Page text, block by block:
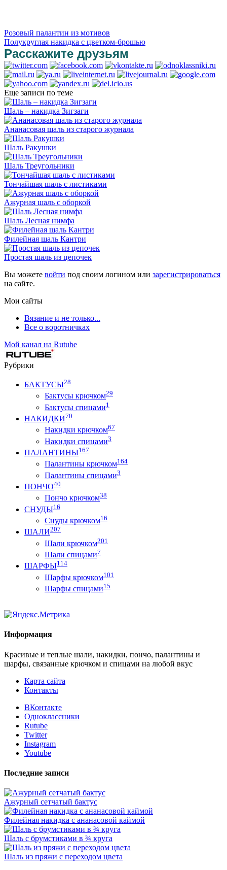
Розовый палантин из мотивов
Полукруглая накидка с цветком-брошью
Расскажите друзьям
Еще записи по теме
Шаль – накидка Зигзаги
Ананасовая шаль из старого журнала
Шаль Ракушки
Шаль Треугольники
Тончайшая шаль с листиками
Ажурная шаль с оборкой
Шаль Лесная нимфа
Филейная шаль Кантри
Простая шаль из цепочек
Вы можете войти под своим логином или зарегистрироваться
на сайте.
Мои сайты
Вязание и не только...
Все о воротничках
Мой канал на Rutube
Рубрики
БАКТУСЫ28
Бактусы крючком29
Бактусы спицами1
НАКИДКИ70
Накидки крючком67
Накидки спицами3
ПАЛАНТИНЫ167
Палантины крючком164
Палантины спицами3
ПОНЧО40
Пончо крючком38
СНУДЫ16
Снуды крючком16
ШАЛИ207
Шали крючком201
Шали спицами7
ШАРФЫ114
Шарфы крючком101
Шарфы спицами15
Информация
Красивые и теплые шали, накидки, пончо, палантины и
шарфы, связанные крючком и спицами на любой вкус
Карта сайта
Контакты
ВКонтакте
Одноклассники
Rutube
Twitter
Instagram
Youtube
Последние записи
Ажурный сетчатый бактус
Филейная накидка с ананасовой каймой
Шаль с брумстиками в ¾ круга
Шаль из пряжи с переходом цвета